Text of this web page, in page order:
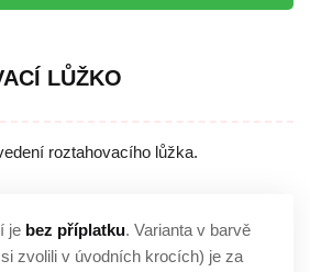
LŮŽKO
roztahovacího lůžka.
je bez příplatku. Varianta v barvě
zvolili v úvodních krocích) je za